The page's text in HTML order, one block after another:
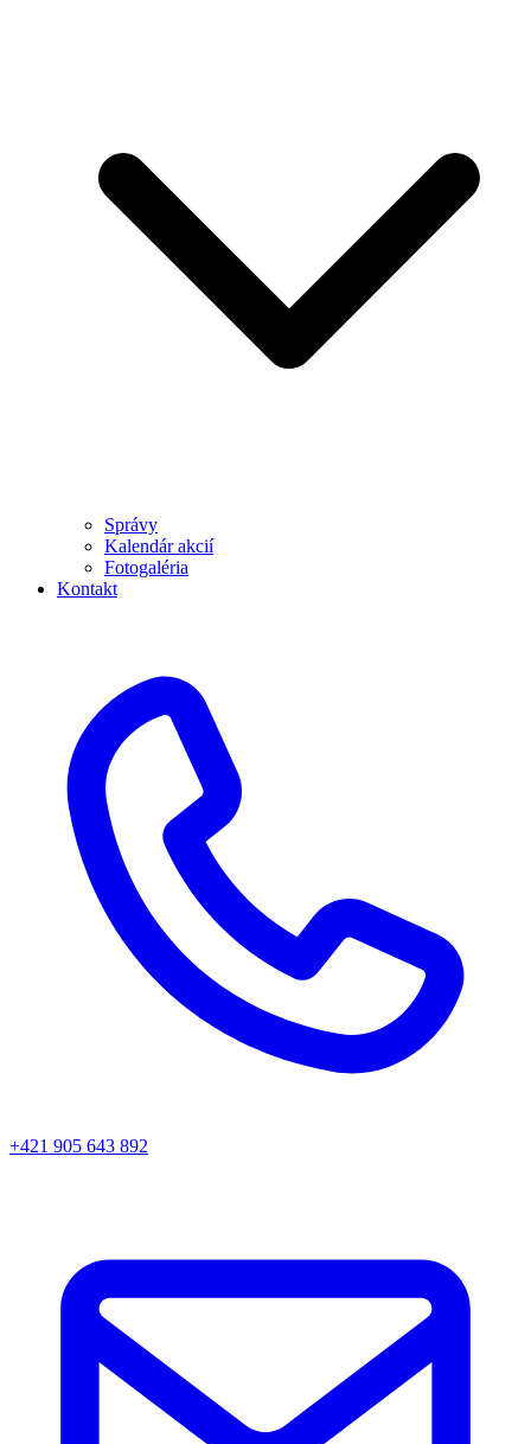
Správy
Kalendár akcií
Fotogaléria
Kontakt
+421 905 643 892